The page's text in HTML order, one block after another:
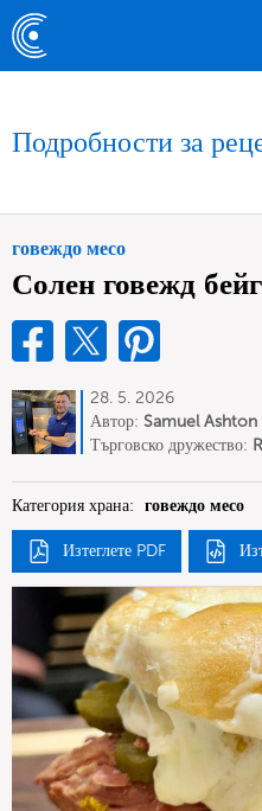
Подробности за
говеждо месо
Солен говежд
28. 5. 2026
Автор: Samuel Ashton
Търговско дружество:
Категория храна: говеждо месо
Изтеглете PDF